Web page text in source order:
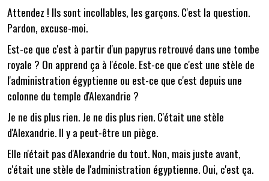
Attendez ! Ils sont incollables, les garçons. C'est la question.
Pardon, excuse-moi.
Est-ce que c'est à partir d'un papyrus retrouvé dans une tombe
royale ? On apprend ça à l'école. Est-ce que c'est une stèle de
l'administration égyptienne ou est-ce que c'est depuis une
colonne du temple d'Alexandrie ?
Je ne dis plus rien. Je ne dis plus rien. C'était une stèle
d'Alexandrie. Il y a peut-être un piège.
Elle n'était pas d'Alexandrie du tout. Non, mais juste avant,
c'était une stèle de l'administration égyptienne. Oui, c'est ça.